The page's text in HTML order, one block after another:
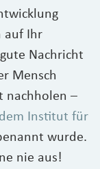
auf Ihr
Nachricht
Mensch
nachholen –
Institut für
wurde.
nie aus!